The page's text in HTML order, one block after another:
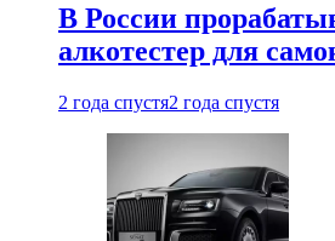
В России
алкотестер для
2 года спустя2 года спустя